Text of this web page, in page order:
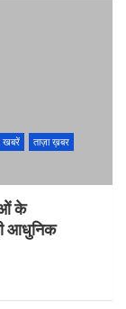
खबरें
ताज़ा ख़बर
के
आधुनिक